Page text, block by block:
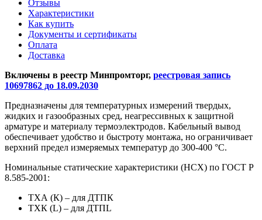
Отзывы
Характеристики
Как купить
Документы и сертификаты
Оплата
Доставка
Включены в реестр Минпромторг, реестровая запись
10697862 до 18.09.2030
Предназначены для температурных измерений твердых,
жидких и газообразных сред, неагрессивных к защитной
арматуре и материалу термоэлектродов. Кабельный вывод
обеспечивает удобство и быстроту монтажа, но ограничивает
верхний предел измеряемых температур до 300-400 °С.
Номинальные статические характеристики (НСХ) по ГОСТ Р
8.585-2001:
ТХА (К) – для ДТПК
ТХК (L) – для ДТПL